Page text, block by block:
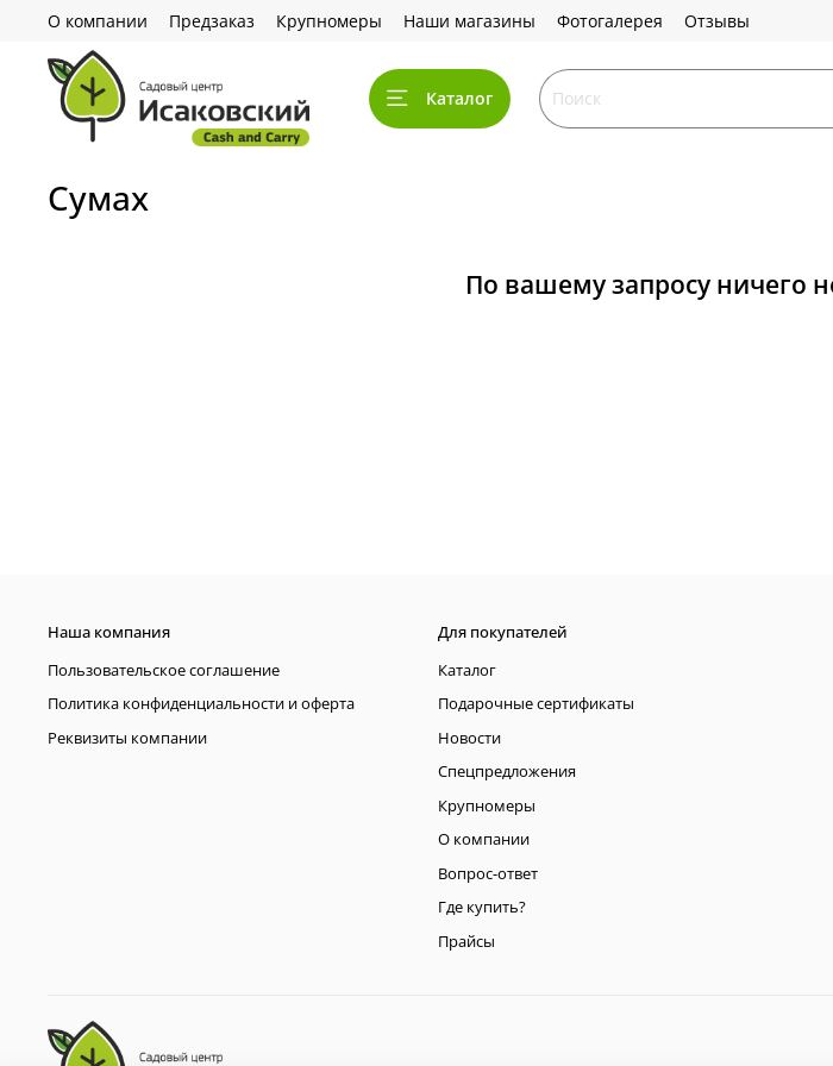
О компании Предзаказ Крупномеры Наши магазины Фотогалерея Отзывы
Каталог
Сумах
По вашему запросу ничего
Наша компания
Пользовательское соглашение
Политика конфиденциальности и оферта
Реквизиты компании
Для покупателей
Каталог
Подарочные сертификаты
Новости
Спецпредложения
Крупномеры
О компании
Вопрос-ответ
Где купить?
Прайсы